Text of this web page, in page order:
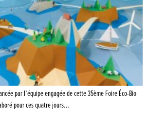
par l’équipe engagée de cette 35ème Foire Éco-Bio
pour ces quatre jours…